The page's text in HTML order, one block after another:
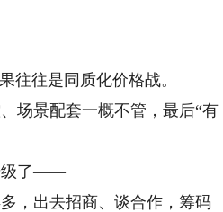
往是同质化价格战。
景配套一概不管，最后“有
级了——
，出去招商、谈合作，筹码